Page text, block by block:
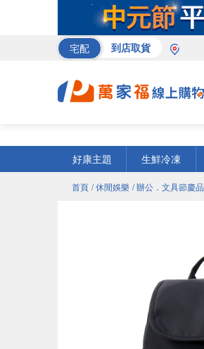
宅配 到店取貨
好康主題
生鮮冷凍
首頁 / 休閒娛樂 / 辦公．文具節慶品